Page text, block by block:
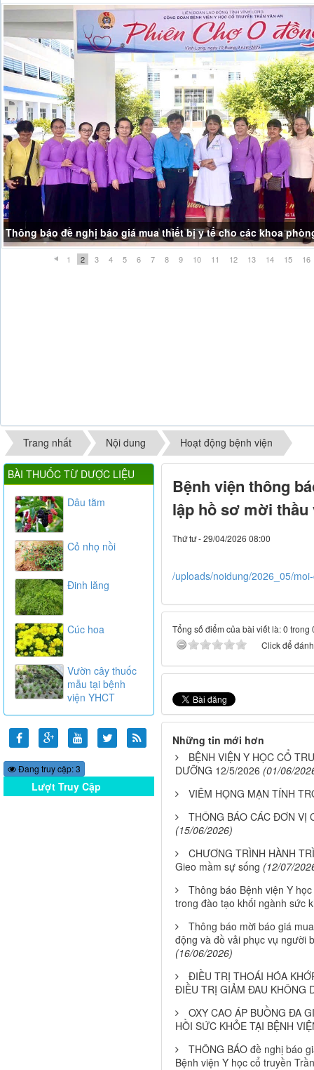
Thông báo đề nghị báo giá mua thiết bị y tế cho các khoa
1 2 3 4 5 6 7 8 9 10 11 12 13 14 15 16
Trang nhất Nội dung Hoạt động bệnh viện
Bệnh viện thông
lập hồ sơ mời
Thứ tư - 29/04/2026 08:00
/uploads/noidung/2026_05/
Tổng số điểm của bài viết là: 0 trong
Click để
Những tin mới hơn
BỆNH VIỆN Y HỌC CỔ
DƯỠNG 12/5/2026 (01/06/
VIÊM HỌNG MẠN TÍNH
THÔNG BÁO CÁC ĐƠN VỊ
(15/06/2026)
CHƯƠNG TRÌNH HÀNH
Gieo mầm sự sống (12/07/
Thông báo Bệnh viện Y
trong đào tạo khối ngành sức
Thông báo mời báo giá
động và đồ vải phục vụ người
(16/06/2026)
ĐIỀU TRỊ THOÁI HÓA
ĐIỀU TRỊ GIẢM ĐAU KHÔNG
OXY CAO ÁP BUỒNG ĐA
HỒI SỨC KHỎE TẠI BỆNH
THÔNG BÁO đề nghị báo
Bệnh viện Y học cổ truyền
BÀI THUỐC TỪ DƯỢC LIỆU
Dâu tằm
Cỏ nhọ nồi
Đinh lăng
Cúc hoa
Vườn cây thuốc
mẫu tại bệnh
viện YHCT
Đang truy cập: 3
Lượt Truy Cập
Online